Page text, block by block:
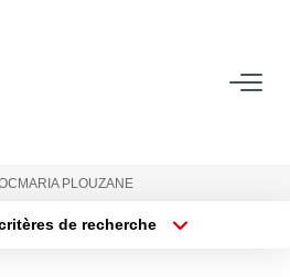
PLOUZANE
de recherche